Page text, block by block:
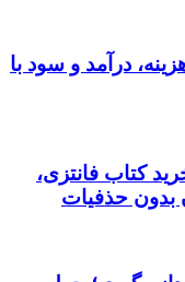
ثبت شرکت
بزرگ همکاری
فروش آمبولانس‌های وارداتی تا ۱۰ سال ممنوع